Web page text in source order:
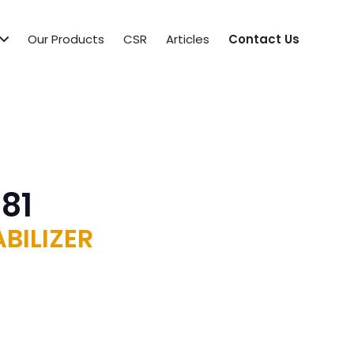
Our Products CSR Articles Contact Us